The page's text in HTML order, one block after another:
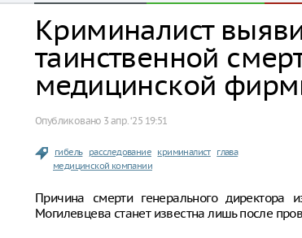
Криминалист
таинственной
медицинской
Опубликовано 3 апр. ‘25 19:51
гибель расследование криминалист глава
медицинской компании
Причина смерти генерального директора
Могилевцева станет известна лишь после